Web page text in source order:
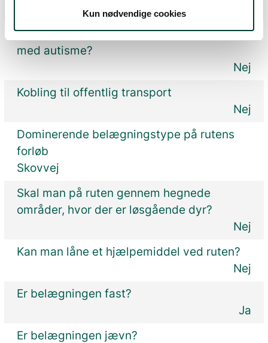
Kun nødvendige cookies
Findes en rutebeskrivelse for mennesker
med autisme?
Nej
Kobling til offentlig transport
Nej
Dominerende belægningstype på rutens
forløb
Skovvej
Skal man på ruten gennem hegnede
områder, hvor der er løsgående dyr?
Nej
Kan man låne et hjælpemiddel ved ruten?
Nej
Er belægningen fast?
Ja
Er belægningen jævn?